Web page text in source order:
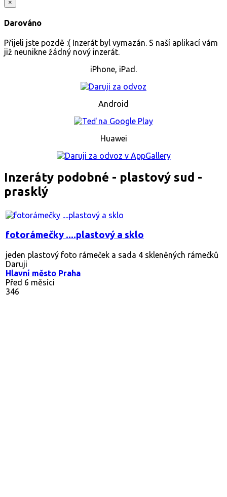
×
Darováno
Přijeli jste pozdě :( Inzerát byl vymazán. S naší aplikací vám
již neunikne žádný nový inzerát.
iPhone, iPad.
Android
Huawei
Inzeráty podobné - plastový sud -
prasklý
fotorámečky ....plastový a sklo
jeden plastový foto rámeček a sada 4 skleněných rámečků
Daruji
Hlavní město Praha
Před 6 měsíci
346